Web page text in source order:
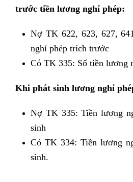
trước tiền lương nghỉ phép:
Nợ TK 622, 623, 627,
nghỉ phép trích trước
Có TK 335: Số tiền lương
Khi phát sinh lương nghỉ
Nợ TK 335: Tiền lương
sinh
Có TK 334: Tiền lương
sinh.